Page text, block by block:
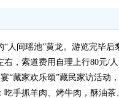
间瑶池”黄龙。游览完毕
，索道费用自理上行80元/
藏家欢乐颂”藏民家访活动
手抓羊肉、烤牛肉，酥油